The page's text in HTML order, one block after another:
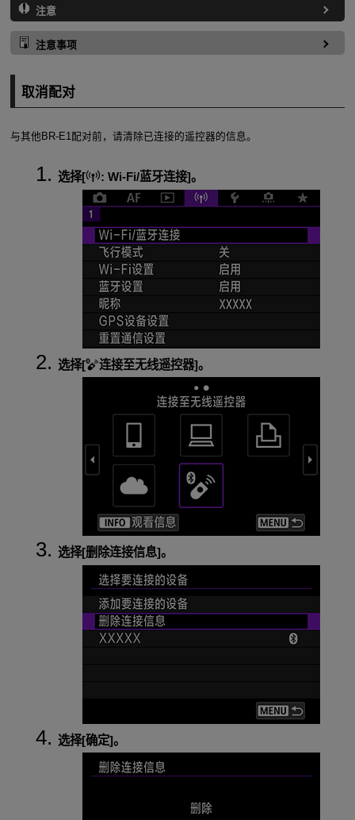
注意
注意事项
取消配对
与其他 BR-E1 配对前，请清除已连接的遥控器的信息。
选择[ : Wi-Fi/蓝牙连接]。
选择[ 连接至无线遥控器]。
选择[删除连接信息]。
选择[确定]。